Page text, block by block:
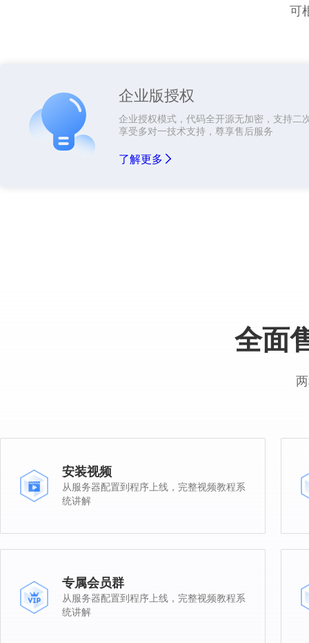
可
企业版授权
企业授权模式，代码全开源无加密，支持二
享受多对一技术支持，尊享售后服务
了解更多
全面
安装视频
从服务器配置到程序上线，完整视频教程系
统讲解
专属会员群
从服务器配置到程序上线，完整视频教程系
统讲解